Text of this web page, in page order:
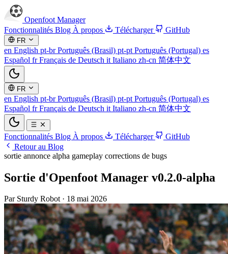
Openfoot Manager
Fonctionnalités Blog À propos Télécharger GitHub
FR
en English pt-brPortuguês (Brasil) pt-pt Português (Portugal) es
Español frFrançais de Deutsch it Italiano zh-cn 简体中文
FR
en English pt-brPortuguês (Brasil) pt-pt Português (Portugal) es
Español frFrançais de Deutsch it Italiano zh-cn 简体中文
Fonctionnalités Blog À propos Télécharger
GitHub
Retour au Blog
sortie annonce alpha gameplay corrections de bugs
Sortie d'Openfoot Manager v0.2.0-alpha
Par Sturdy Robot · 18 mai 2026